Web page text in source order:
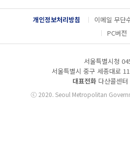
g
l
e
개인정보처리방침 이메일 무단
PC버전
서울특별시청
서울특별시 중구 세종대로
대표전화 다산콜센터
ⓒ2020. Seoul Metropolitan